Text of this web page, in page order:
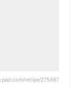
recipe/275697